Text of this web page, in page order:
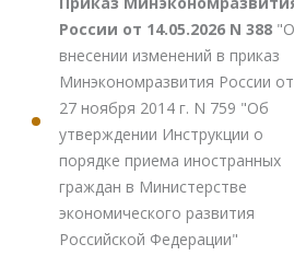
России от 14.05.2026 N 388 "О
внесении изменений в приказ
Минэкономразвития России от
27 ноября 2014 г. N 759 "Об
утверждении Инструкции о
порядке приема иностранных
граждан в Министерстве
экономического развития
Российской Федерации"